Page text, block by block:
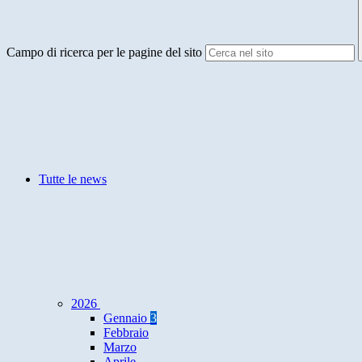
Campo di ricerca per le pagine del sito
Tutte le news
2026
Gennaio 3
Febbraio
Marzo